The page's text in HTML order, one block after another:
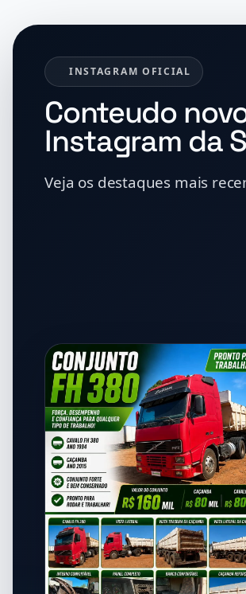
INSTAGRAM OFICIAL
Conteudo
Instagram da
Veja os destaques mais